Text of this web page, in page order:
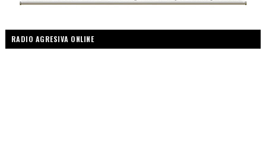
RADIO AGRESIVA ONLINE